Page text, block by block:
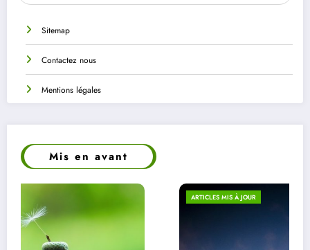
Sitemap
Contactez nous
Mentions légales
Mis en avant